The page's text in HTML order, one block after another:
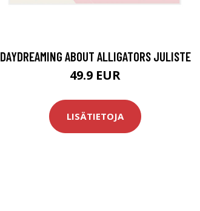
DAYDREAMING ABOUT ALLIGATORS JULISTE
49.9 EUR
LISÄTIETOJA